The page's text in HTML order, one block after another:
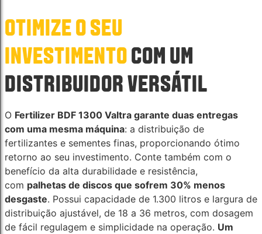
OTIMIZE O SEU
INVESTIMENTOCOM UM
DISTRIBUIDOR VERSÁTIL
O Fertilizer BDF 1300 Valtra garante duas entregas
com uma mesma máquina: a distribuição de
fertilizantes e sementes finas, proporcionando ótimo
retorno ao seu investimento. Conte também com o
benefício da alta durabilidade e resistência,
com palhetas de discos que sofrem 30% menos
desgaste. Possui capacidade de 1.300 litros e largura de
distribuição ajustável, de 18 a 36 metros, com dosagem
de fácil regulagem e simplicidade na operação. Um